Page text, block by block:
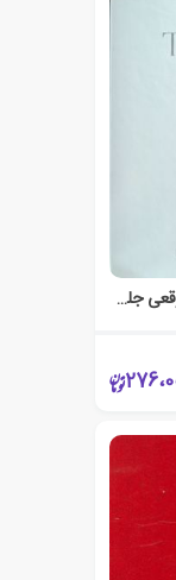
پلنر روزانه 120 برگ رقعی جلد‌سخت پاستلی (کرند) سفید